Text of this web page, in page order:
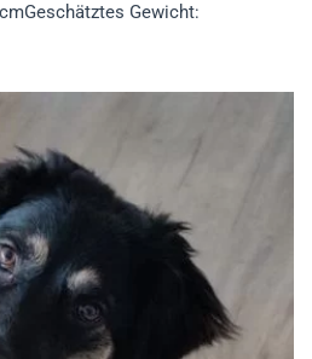
Gewicht: